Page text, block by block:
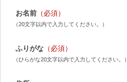
お名前 （必須）
（20文字以内で入力してください。）
ふりがな （必須）
（ひらがな20文字以内で入力してください。）